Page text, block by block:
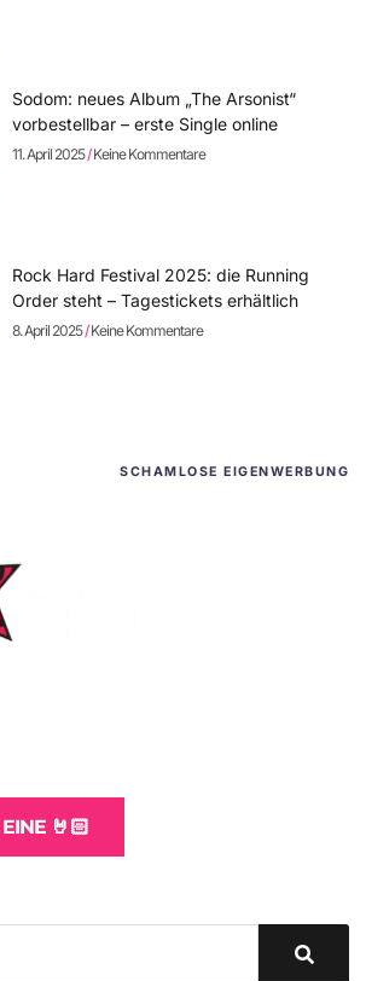
Sodom: neues Album „The Arsonist“
vorbestellbar – erste Single online
11. April 2025 Keine Kommentare
Rock Hard Festival 2025: die Running
Order steht – Tagestickets erhältlich
8. April 2025 Keine Kommentare
SCHAMLOSE EIGENWERBUNG
🤘🏻